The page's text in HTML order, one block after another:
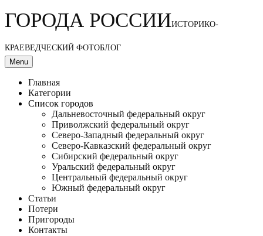
ГОРОДА РОССИИИСТОРИКО-
КРАЕВЕДЧЕСКИЙ ФОТОБЛОГ
Menu
Главная
Категории
Список городов
Дальневосточный федеральный округ
Приволжский федеральный округ
Северо-Западный федеральный округ
Северо-Кавказский федеральный округ
Сибирский федеральный округ
Уральский федеральный округ
Центральный федеральный округ
Южный федеральный округ
Статьи
Потери
Пригороды
Контакты